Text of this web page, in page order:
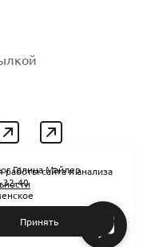
Галина Майлер
32-40
сайта и анализа
Принять